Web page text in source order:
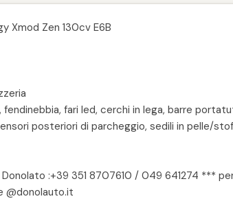
Xmod Zen 130cv E6B
fari led, cerchi in lega, barre
posteriori di parcheggio, sedili in pelle/
:+39 351 8707610 / 049 641274 ***
@donolauto.it